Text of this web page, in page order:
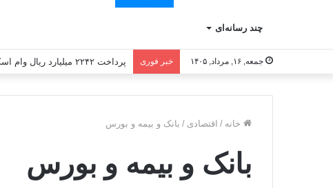
چند رسانه‌ای
جمعه, ۱۶, مرداد, ۱۴۰۵ خبر فوری پرداخت ۲۲۴۲ میلیارد ریال وام اسکان به آسیب‌دیدگان جنگ در هرمزگان از سوی بانک مسکن
خانه / اقتصادی / بانک و بیمه و بورس
بانک و بیمه و بورس